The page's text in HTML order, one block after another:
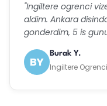
"Ingiltere ogrenci
aldim. Ankara
gonderdim, 5 is
BY
Burak Y.
Ingiltere